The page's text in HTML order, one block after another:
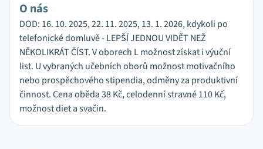
O nás
DOD: 16. 10. 2025, 22. 11. 2025, 13. 1. 2026, kdykoli po
telefonické domluvě - LEPŠÍ JEDNOU VIDĚT NEŽ
NĚKOLIKRÁT ČÍST. V oborech L možnost získat i výuční
list. U vybraných učebních oborů možnost motivačního
nebo prospěchového stipendia, odměny za produktivní
činnost. Cena oběda 38 Kč, celodenní stravné 110 Kč,
možnost diet a svačin.